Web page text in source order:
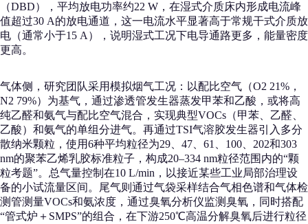
（DBD），平均放电功率约22 W，在湿式介质床内形成电流峰
值超过30 A的放电通道，这一电流水平显著高于常规干式介质放
电（通常小于15 A），说明湿式工况下电导通路更多，能量密度
更高。
气体侧，研究团队采用模拟烟气工况：以配比空气（O2 21%，
N2 79%）为基气，通过渗透管发生器蒸发甲苯和乙酸，或将高
纯乙醛和氨气与配比空气混合，实现典型VOCs（甲苯、乙醛、
乙酸）和氨气的单组分进气。再通过TSI气溶胶发生器引入多分
散纳米颗粒，使用6种平均粒径为29、47、61、100、202和303
nm的聚苯乙烯乳胶标准粒子，构成20–334 nm粒径范围内的“颗
粒考题”。总气量控制在10 L/min，以接近某些工业局部治理设
备的小试流量区间。尾气则通过气袋采样结合气相色谱和气体检
测管测量VOCs和氨浓度，通过臭氧分析仪监测臭氧，同时搭配
“管式炉＋SMPS”的组合，在下游250℃高温分解臭氧后进行粒径